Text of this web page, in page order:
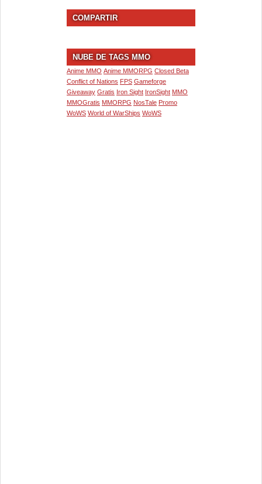
COMPARTIR
NUBE DE TAGS MMO
Anime MMO Anime MMORPG Closed Beta
Conflict of Nations FPS Gameforge
Giveaway Gratis Iron Sight IronSight MMO
MMOGratis MMORPG NosTale Promo
WoWS World of WarShips WoWS